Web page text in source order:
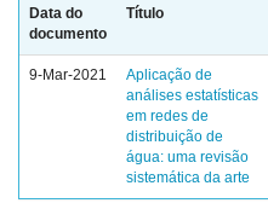
Data do
documento
Título
9-Mar-2021
Aplicação de
análises estatísticas
em redes de
distribuição de
água: uma revisão
sistemática da arte